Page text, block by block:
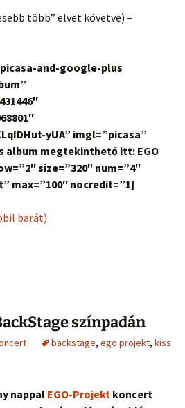
több” elvet követve) –
and-google-plus
yUA” imgl=”picasa”
album megtekinthető itt: EGO
size=”320″ num=”4″
max=”100″ nocredit=”1]
barát)
színpadán
backstage, ego projekt, kiss
nappal EGO-Projekt koncert